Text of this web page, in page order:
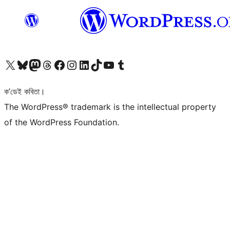
আমাৰ X (আগৰ Twitter) একাউণ্টলৈ যাওকআমাৰ Bluesky একাউণ্টলৈ যাওকআমাৰ Mastodon একাউণ্টলৈ যাওকআমাৰ Threads একাউণ্টলৈ যাওকআমাৰ Facebook পৃষ্ঠালৈ যাওকআমাৰ Instagram একাউণ্টলৈ যাওকআমাৰ LinkedIn একাউণ্টলৈ যাওকআমাৰ TikTok একাউণ্টলৈ যাওকআমাৰ YouTube চেনেললৈ যাওকআমাৰ Tumblr একাউণ্টলৈ যাওক
ক’ডেই কবিতা।
The WordPress® trademark is the intellectual property
of the WordPress Foundation.